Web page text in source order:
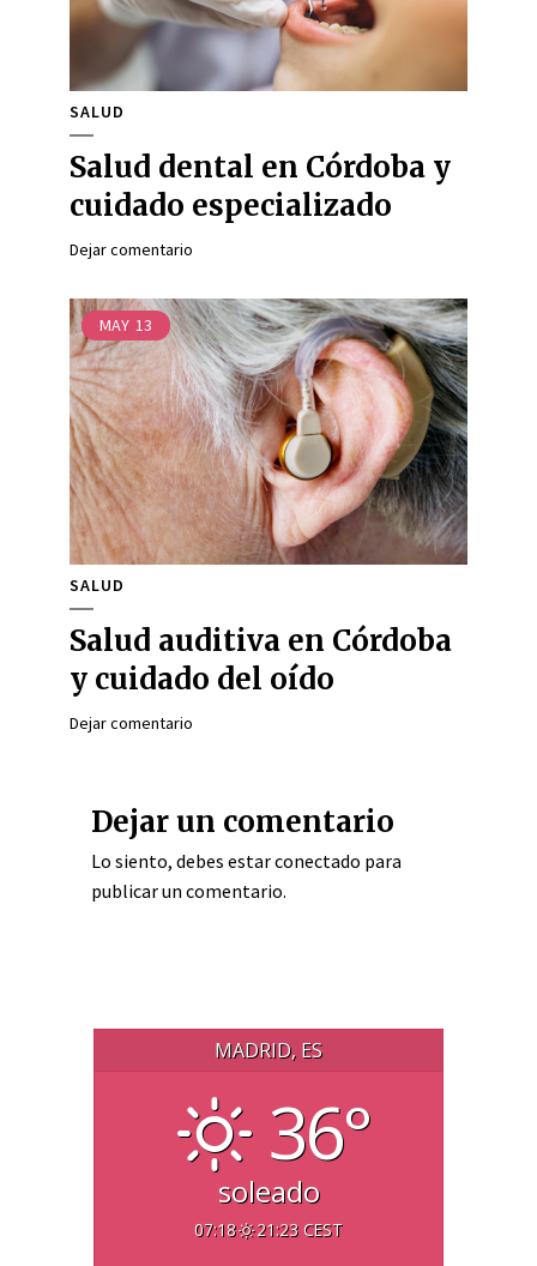
SALUD
Salud dental en Córdoba y
cuidado especializado
Dejar comentario
MAY 13
SALUD
Salud auditiva en Córdoba
y cuidado del oído
Dejar comentario
Dejar un comentario
Lo siento, debes estarconectado para
publicar un comentario.
MADRID, ES
36°
soleado
07:18 21:23 CEST